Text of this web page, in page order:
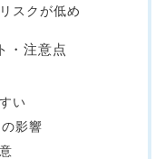
スクが低め
・注意点
い
影響